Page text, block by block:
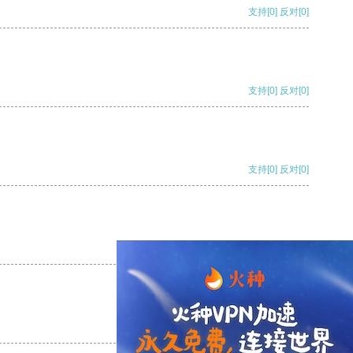
支持[0] 反对[0]
支持[0] 反对[0]
支持[0] 反对[0]
支持 [0] 反对 [0]